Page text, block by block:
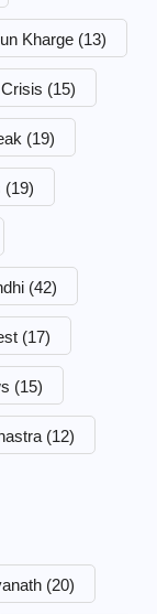
Kharge (13)
(15)
(19)
(19)
(42)
(17)
(15)
(12)
(20)